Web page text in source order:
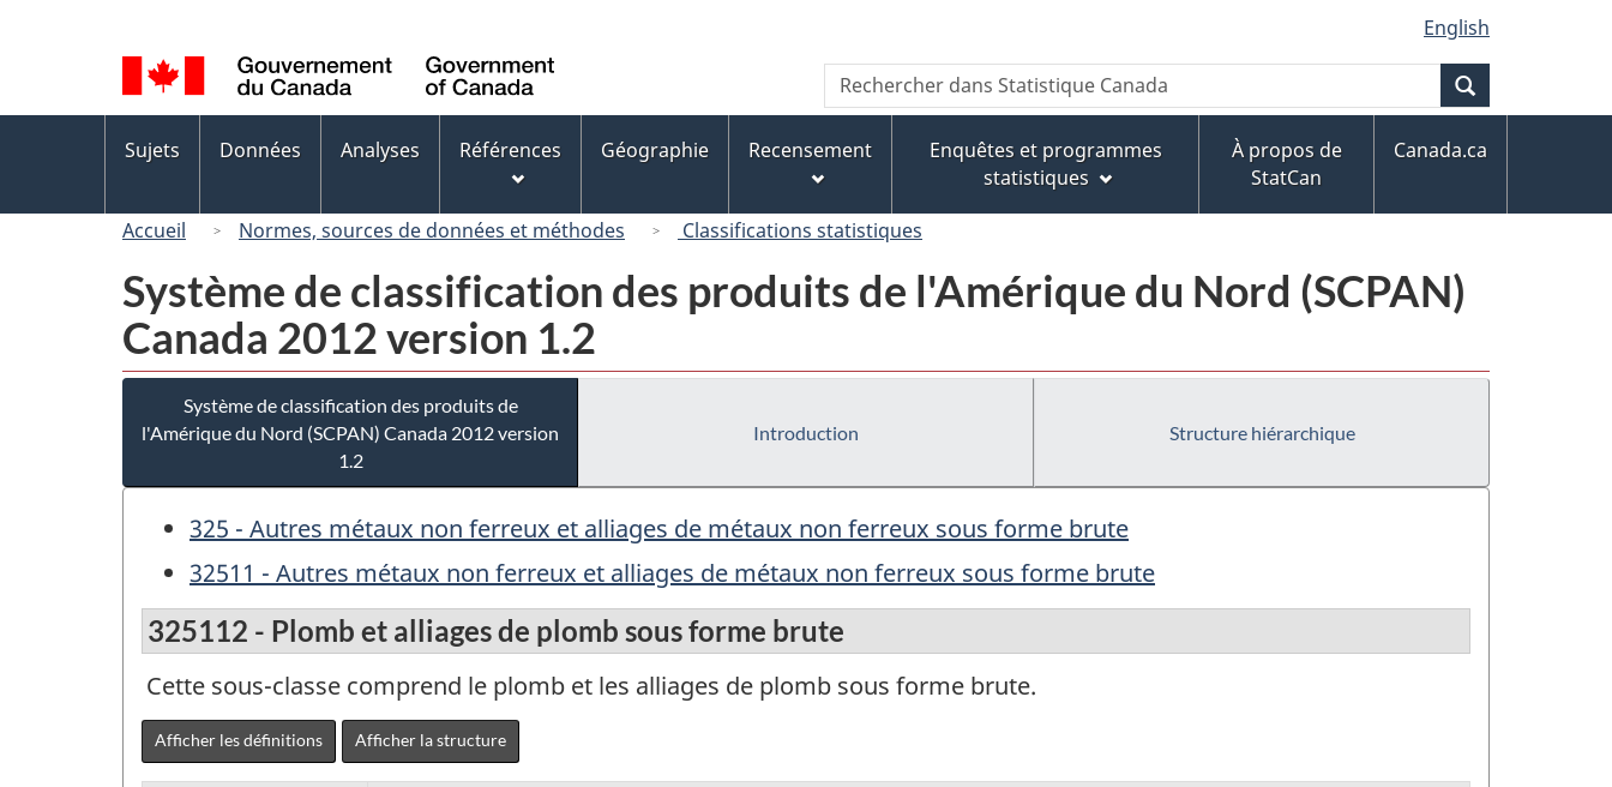
au
contenu
principal
« À
propos
de
ce
version
HTML
simplifiée
de
la
langue
English
Canada
Recherche
Rechercher
dans
Canada
des
Sujets Données Analyses Références Géographie Recensement
Enquêtes et programmes
statistiques
À propos de
StatCan
Canada.ca
Accueil Normes, sources de données et méthodes Classifications statistiques
Système de classification des produits de l'Amérique du Nord (SCPAN)
Canada 2012 version 1.2
Système de classification des produits de
l'Amérique du Nord (SCPAN) Canada 2012 version
1.2
Introduction Structure hiérarchique
325 - Autres métaux non ferreux et alliages de métaux non ferreux sous forme brute
32511 - Autres métaux non ferreux et alliages de métaux non ferreux sous forme brute
325112 - Plomb et alliages de plomb sous forme brute
Cette sous-classe comprend le plomb et les alliages de plomb sous forme brute.
Afficher les définitions Afficher la structure